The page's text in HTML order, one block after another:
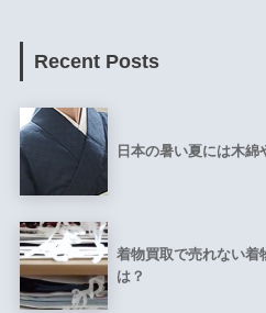
Recent Posts
日本の暑い夏には木綿
着物買取で売れない着
は？